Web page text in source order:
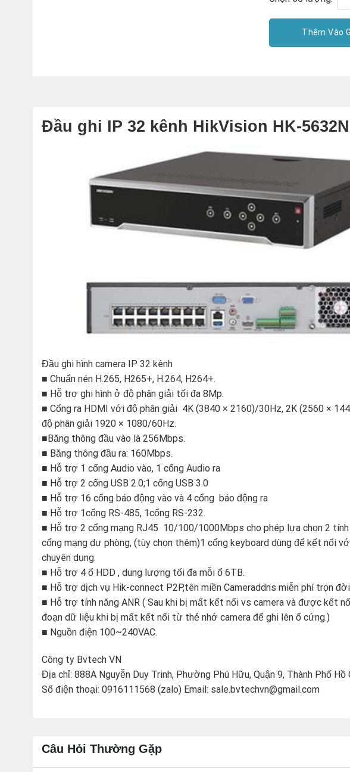
Thêm Vào
Đầu ghi IP 32 kênh HikVision HK-
Đầu ghi hình camera IP 32 kênh
■ Chuẩn nén H.265, H265+, H.264, H264+.
■ Hỗ trợ ghi hình ở độ phân giải tối đa 8Mp.
■ Cổng ra HDMI với độ phân giải 4K (3840 × 2160)/30Hz, 2K (2560 ×
độ phân giải 1920 × 1080/60Hz.
■Băng thông đầu vào là 256Mbps.
■ Băng thông đầu ra: 160Mbps.
■ Hỗ trợ 1 cổng Audio vào, 1 cổng Audio ra
■ Hỗ trợ 2 cổng USB 2.0;1 cổng USB 3.0
■ Hỗ trợ 16 cổng báo động vào và 4 cổng báo động ra
■ Hỗ trợ 1cổng RS-485, 1cổng RS-232.
■ Hỗ trợ 2 cổng mạng RJ45 10/100/1000Mbps cho phép lựa chọn 2 tính
cổng mạng dự phòng, (tùy chọn thêm)1 cổng keyboard dùng để kết nối
chuyên dụng.
■ Hỗ trợ 4 ổ HDD , dung lượng tối đa mỗi ổ 6TB.
■ Hỗ trợ dịch vụ Hik-connect P2P,tên miền Cameraddns miễn phí trọn
■ Hỗ trợ tính năng ANR ( Sau khi bị mất kết nối vs camera và được kết
đoạn dữ liệu khi bị mất kết nối từ thẻ nhớ camera để ghi lên ổ cứng.)
■ Nguồn điện 100~240VAC.
Công ty Bvtech VN
Địa chỉ: 888A Nguyễn Duy Trinh, Phường Phú Hữu, Quận 9, Thành Phố Hồ
Số điện thoại: 0916111568 (zalo) Email: sale.bvtechvn@gmail.com
Câu Hỏi Thường Gặp